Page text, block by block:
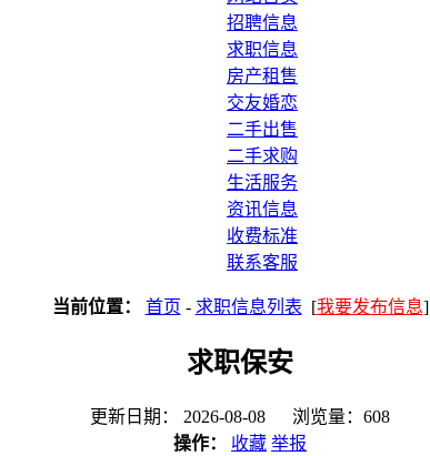
招聘信息
求职信息
房产租售
交友婚恋
二手出售
二手求购
生活服务
资讯信息
收费标准
联系客服
当前位置： 首页 - 求职信息列表 [我要发布信息]
求职保安
更新日期： 2026-08-08 浏览量：608
操作：
收藏 举报